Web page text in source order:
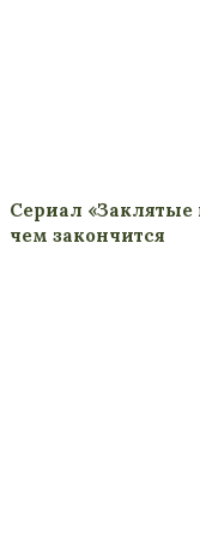
Сериал «Заклятые
чем закончится